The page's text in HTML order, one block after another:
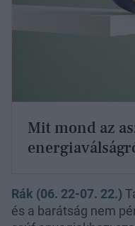
Mit mond az
Rák (06. 22-07. 22.)
és a barátság nem